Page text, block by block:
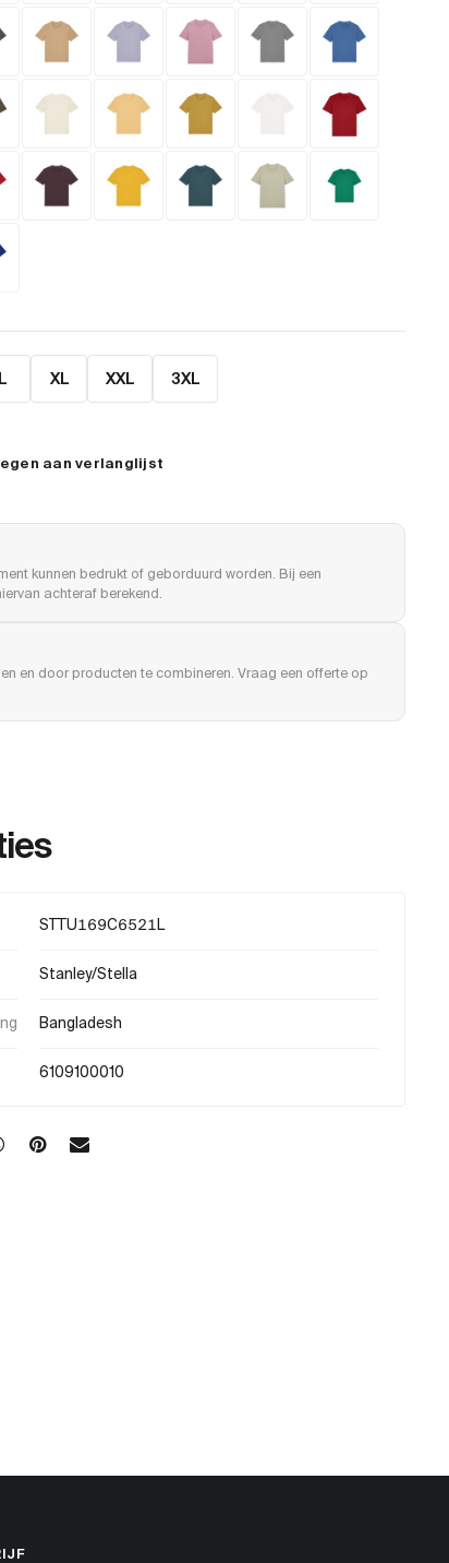
L XL XXL 3XL
aan verlanglijst
kunnen bedrukt of geborduurd worden. Bij een
achteraf berekend.
en door producten te combineren. Vraag een offerte op
STTU169C6521L
Stanley/Stella
Bangladesh
6109100010